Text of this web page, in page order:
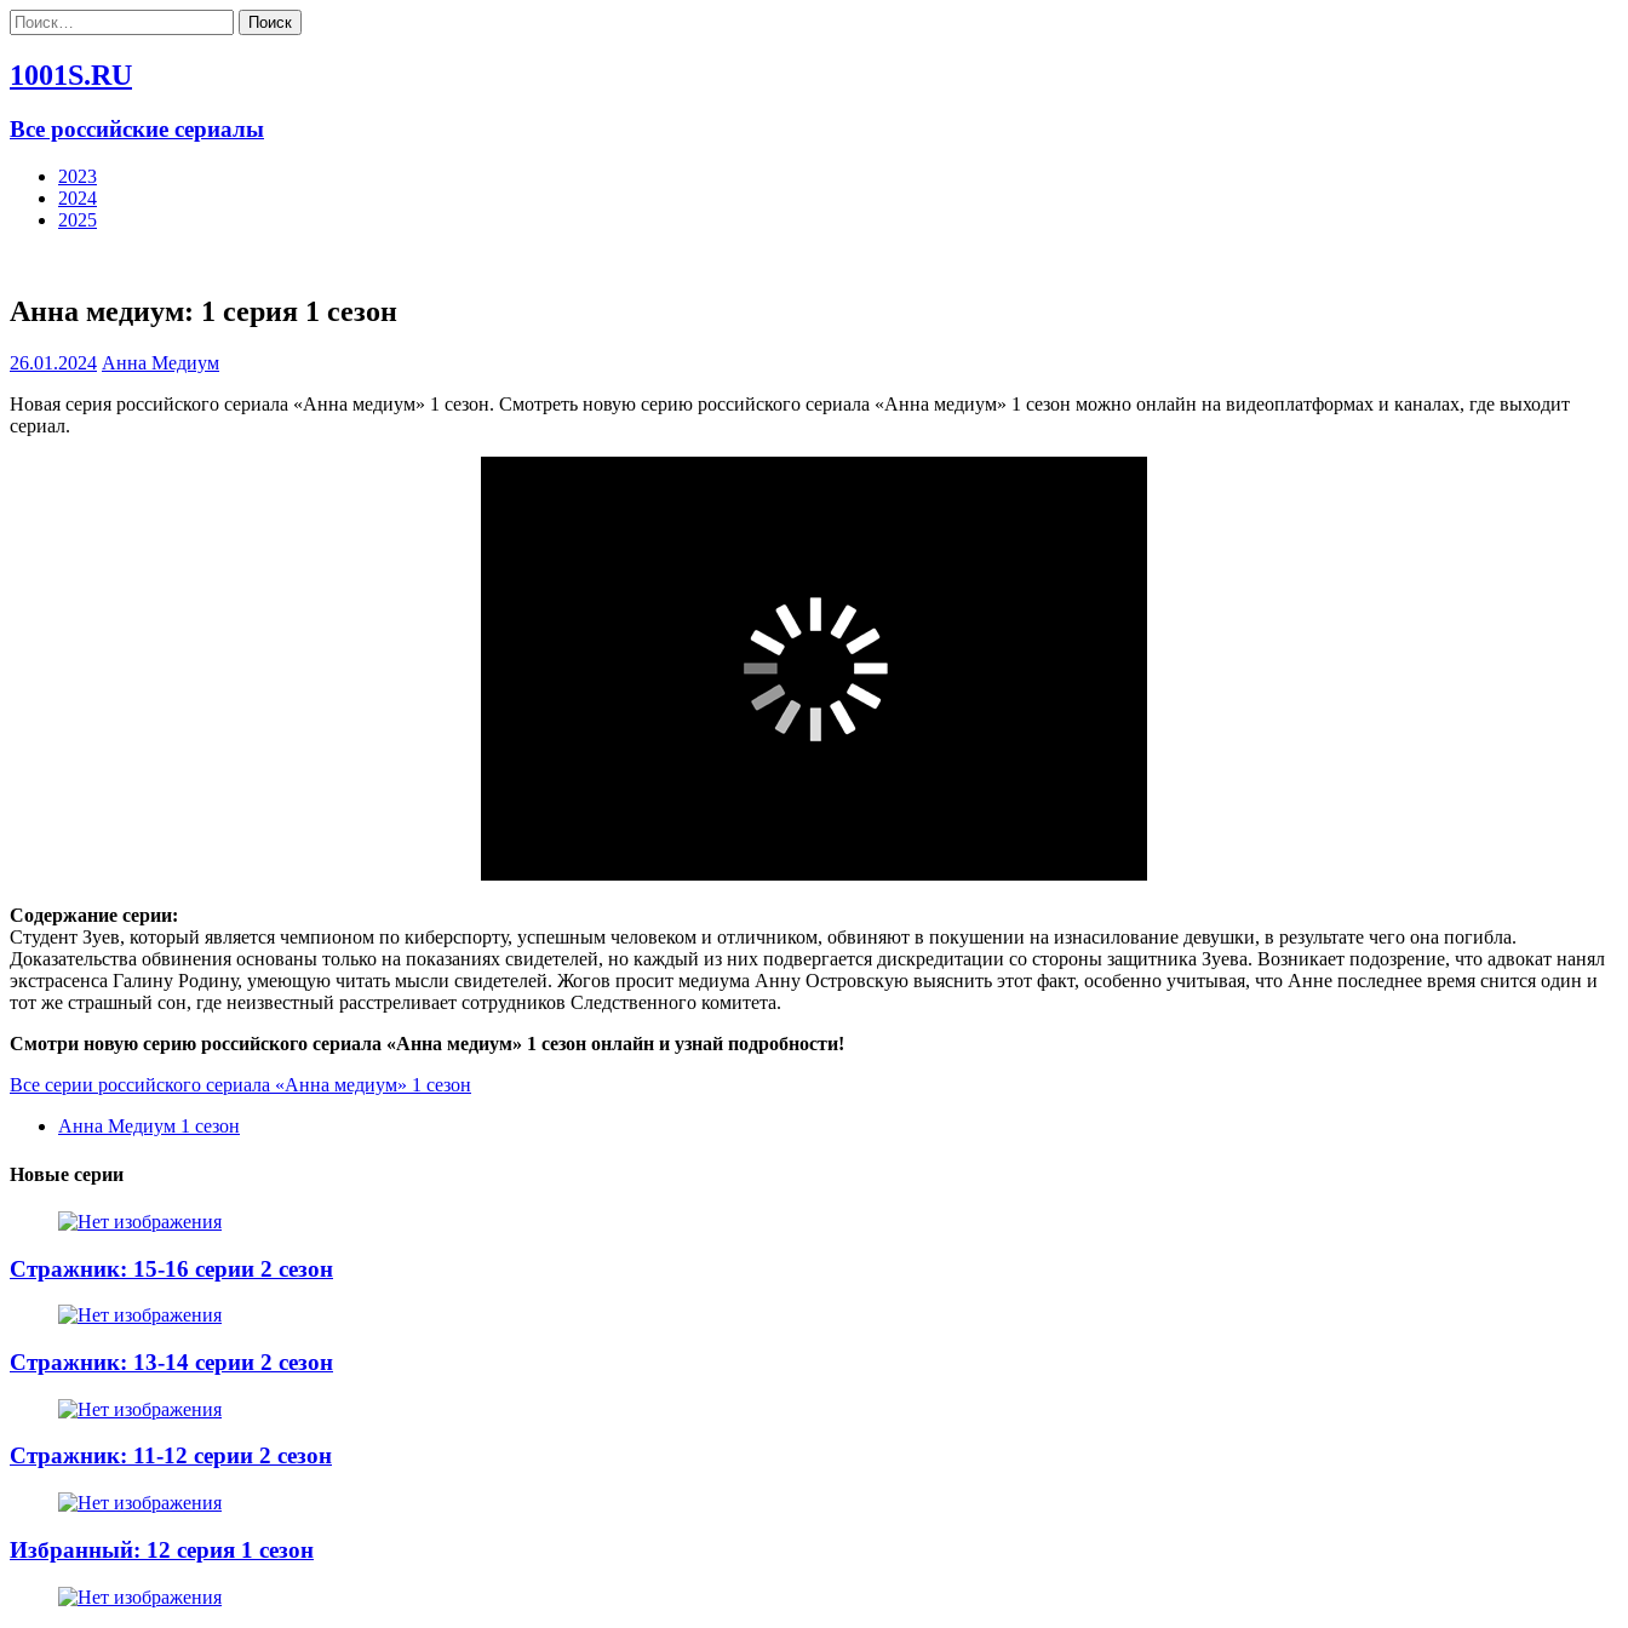
Найти:
1001S.RU
Все российские сериалы
2023
2024
2025
Анна медиум: 1 серия 1 сезон
26.01.2024 Анна Медиум
Новая серия российского сериала «Анна медиум» 1 сезон. Смотреть новую серию российского сериала «Анна медиум» 1 сезон можно онлайн на видеоплатформах и каналах, где выходит
сериал.
Содержание серии:
Студент Зуев, который является чемпионом по киберспорту, успешным человеком и отличником, обвиняют в покушении на изнасилование девушки, в результате чего она погибла.
Доказательства обвинения основаны только на показаниях свидетелей, но каждый из них подвергается дискредитации со стороны защитника Зуева. Возникает подозрение, что адвокат нанял
экстрасенса Галину Родину, умеющую читать мысли свидетелей. Жогов просит медиума Анну Островскую выяснить этот факт, особенно учитывая, что Анне последнее время снится один и
тот же страшный сон, где неизвестный расстреливает сотрудников Следственного комитета.
Смотри новую серию российского сериала «Анна медиум» 1 сезон онлайн и узнай подробности!
Все серии российского сериала «Анна медиум» 1 сезон
Анна Медиум 1 сезон
Новые серии
Стражник: 15-16 серии 2 сезон
Стражник: 13-14 серии 2 сезон
Стражник: 11-12 серии 2 сезон
Избранный: 12 серия 1 сезон